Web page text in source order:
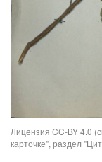
Лицензия CC-BY 4.0
карточке", раздел